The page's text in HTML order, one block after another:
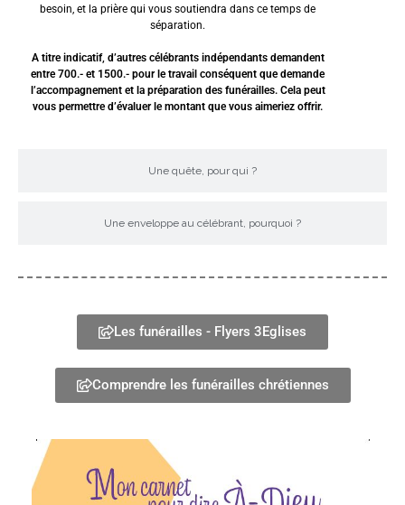
Une quête, pour qui ?
Une enveloppe au célébrant, pourquoi ?
besoin, et la prière qui vous soutiendra dans ce temps de
séparation.
A titre indicatif, d’autres célébrants indépendants demandent
entre 700.- et 1500.- pour le travail conséquent que demande
l’accompagnement et la préparation des funérailles. Cela peut
vous permettre d’évaluer le montant que vous aimeriez offrir.
Les funérailles - Flyers 3Eglises
Comprendre les funérailles chrétiennes